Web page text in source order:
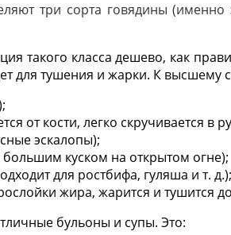
три сорта говядины
такого класса дешево, как
для тушения и жарки. К высшему
от кости, легко скручивается в
эскалопы);
большим куском на открытом огне);
для ростбифа, гуляша и т. д.);
жира, жарится и тушится
бульоны и супы. Это: